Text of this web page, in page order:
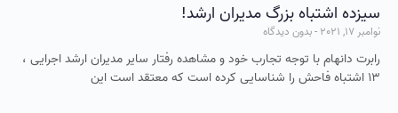
سیزده اشتباه بزرگ مدیران ارشد!
نوامبر 17, 2021 بدون دیدگاه
رابرت دانهام با توجه تجارب خود و مشاهده رفتار سایر مدیران ارشد اجرایی ،
۱۳ اشتباه فاحش را شناسایی کرده است که معتقد است این